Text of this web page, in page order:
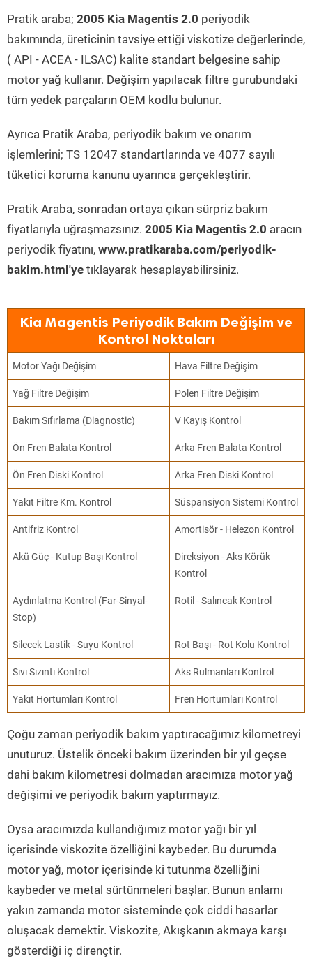
Pratik araba; 2005 Kia Magentis 2.0 periyodik
bakımında, üreticinin tavsiye ettiği viskotize değerlerinde,
( API - ACEA - ILSAC) kalite standart belgesine sahip
motor yağ kullanır. Değişim yapılacak filtre gurubundaki
tüm yedek parçaların OEM kodlu bulunur.
Ayrıca Pratik Araba, periyodik bakım ve onarım
işlemlerini; TS 12047 standartlarında ve 4077 sayılı
tüketici koruma kanunu uyarınca gerçekleştirir.
Pratik Araba, sonradan ortaya çıkan sürpriz bakım
fiyatlarıyla uğraşmazsınız. 2005 Kia Magentis 2.0 aracın
periyodik fiyatını, www.pratikaraba.com/periyodik-
bakim.html'ye tıklayarak hesaplayabilirsiniz.
Kia Magentis Periyodik Bakım Değişim ve
Kontrol Noktaları
Motor Yağı Değişim Hava Filtre Değişim
Yağ Filtre Değişim Polen Filtre Değişim
Bakım Sıfırlama (Diagnostic) V Kayış Kontrol
Ön Fren Balata Kontrol Arka Fren Balata Kontrol
Ön Fren Diski Kontrol Arka Fren Diski Kontrol
Yakıt Filtre Km. Kontrol Süspansiyon Sistemi Kontrol
Antifriz Kontrol Amortisör - Helezon Kontrol
Akü Güç - Kutup Başı Kontrol
Direksiyon - Aks Körük
Kontrol
Aydınlatma Kontrol (Far-Sinyal-
Stop)
Rotil - Salıncak Kontrol
Silecek Lastik - Suyu Kontrol Rot Başı - Rot Kolu Kontrol
Sıvı Sızıntı Kontrol Aks Rulmanları Kontrol
Yakıt Hortumları Kontrol Fren Hortumları Kontrol
Çoğu zaman periyodik bakım yaptıracağımız kilometreyi
unuturuz. Üstelik önceki bakım üzerinden bir yıl geçse
dahi bakım kilometresi dolmadan aracımıza motor yağ
değişimi ve periyodik bakım yaptırmayız.
Oysa aracımızda kullandığımız motor yağı bir yıl
içerisinde viskozite özelliğini kaybeder. Bu durumda
motor yağ, motor içerisinde ki tutunma özelliğini
kaybeder ve metal sürtünmeleri başlar. Bunun anlamı
yakın zamanda motor sisteminde çok ciddi hasarlar
oluşacak demektir. Viskozite, Akışkanın akmaya karşı
gösterdiği iç dirençtir.